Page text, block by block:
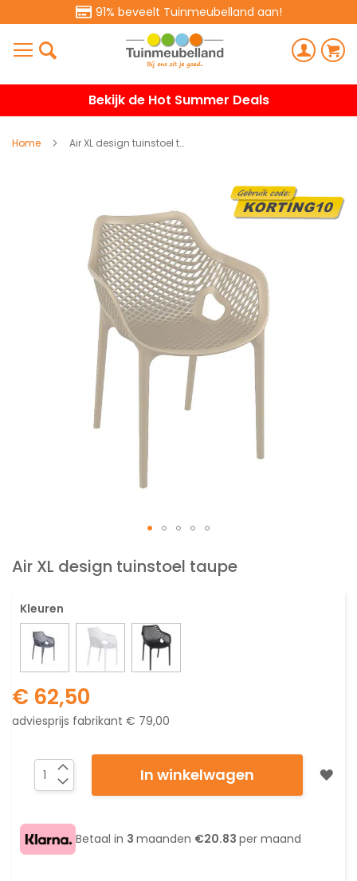
91% beveelt Tuinmeubelland aan!
Bekijk de Hot Summer Deals
Home Air XL design tuinstoel taupe
Air XL design tuinstoel taupe
naar
van
de
afbeeldingen-
gallerij
Kleuren
€ 62,50
adviesprijs fabrikant € 79,00
In winkelwagen
Betaal in 3 maanden €20.83 per maand